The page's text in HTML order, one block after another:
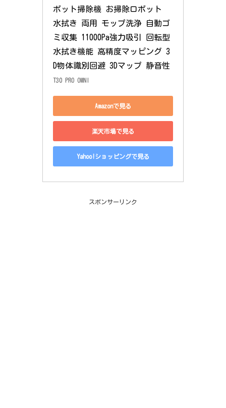
ボット掃除機 お掃除ロボット
水拭き 両用 モップ洗浄 自動ゴ
ミ収集 11000Pa強力吸引 回転型
水拭き機能 高精度マッピング 3
D物体識別回避 3Dマップ 静音性
T30 PRO OMNI
Amazonで見る
楽天市場で見る
Yahoo!ショッピングで見る
スポンサーリンク